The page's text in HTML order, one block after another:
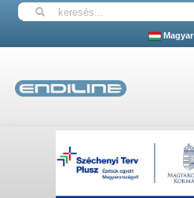
Magyar